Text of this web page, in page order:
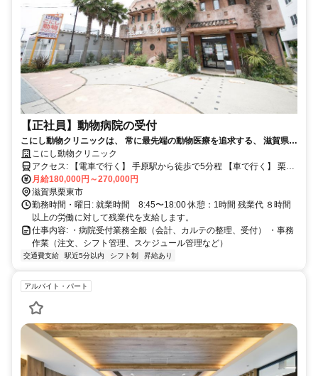
【正社員】動物病院の受付
こにし動物クリニックは、 常に最先端の動物医療を追求する、 滋賀県で
も有数の動物病院です。 スタッフ一人一人が『どんな動物病院だったら
私が、僕が行きたくなるだろうか』を深く考え、 様々な取り組みを実地
していきます。 前に来た時とはなんか変わっているなと思っていただけ
るよう、 小さな積み重ねを大切にし、常に変化・発展し続けたいと思い
ます。
こにし動物クリニック
アクセス: 【電車で行く】 手原駅から徒歩で5分程 【車で行く】 栗東
インターの出口 （栗東、信楽方面）を下りた正面
月給180,000円～270,000円
滋賀県栗東市
勤務時間・曜日: 就業時間 8:45〜18:00 休憩：1時間 残業代 ８時間
以上の労働に対して残業代を支給します。
仕事内容: ・病院受付業務全般（会計、カルテの整理、受付） ・事務
作業（注文、シフト管理、スケジュール管理など）
交通費支給 駅近5分以内 シフト制 昇給あり
アルバイト・パート